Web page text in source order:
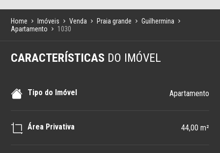
Home Imóveis Venda Praia grande
Guilhermina
Apartamento
1030
CARACTERÍSTICAS DO IMÓVEL
Tipo do Imóvel Apartamento
Área Privativa 44,00 m²